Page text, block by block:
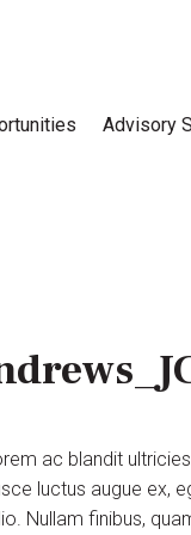
Advisory
ac blandit
luctus augue ex,
Nullam finibus,